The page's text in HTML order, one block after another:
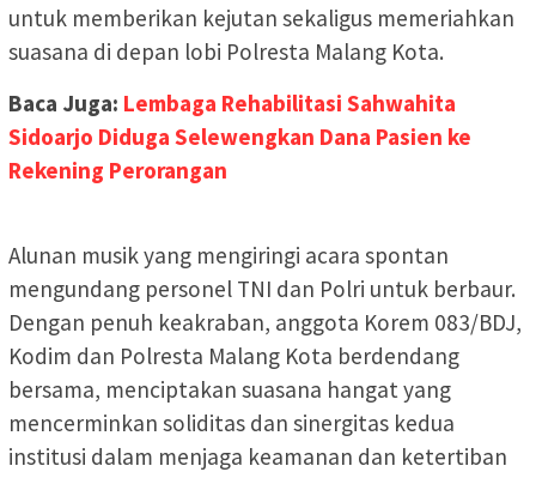
untuk memberikan kejutan sekaligus memeriahkan
suasana di depan lobi Polresta Malang Kota.
Baca Juga: Lembaga Rehabilitasi Sahwahita
Sidoarjo Diduga Selewengkan Dana Pasien ke
Rekening Perorangan
Alunan musik yang mengiringi acara spontan
mengundang personel TNI dan Polri untuk berbaur.
Dengan penuh keakraban, anggota Korem 083/BDJ,
Kodim dan Polresta Malang Kota berdendang
bersama, menciptakan suasana hangat yang
mencerminkan soliditas dan sinergitas kedua
institusi dalam menjaga keamanan dan ketertiban